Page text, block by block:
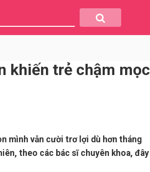
khiến trẻ chậm mọc
mình vẫn cười trơ lợi dù hơn tháng
theo các bác sĩ chuyên khoa, đây